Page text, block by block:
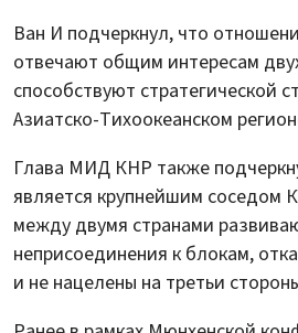
Ван И подчеркнул, что
отвечают общим интересам
способствуют стратегической
Азиатско-Тихоокеанском
Глава МИД КНР также
является крупнейшим соседом
между двумя странами
неприсоединения к блокам,
и не нацелены на третьи